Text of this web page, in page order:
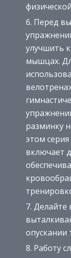
Перед
улучшить
мышцах.
разминку
этом
включает
Делайте
опускании
Работу